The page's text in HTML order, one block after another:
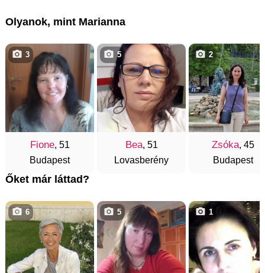
Olyanok, mint Marianna
Fione, 51
Budapest
3
Bea, 51
Lovasberény
5
Zsóka, 45
Budapest
2
Őket már láttad?
6 5 1